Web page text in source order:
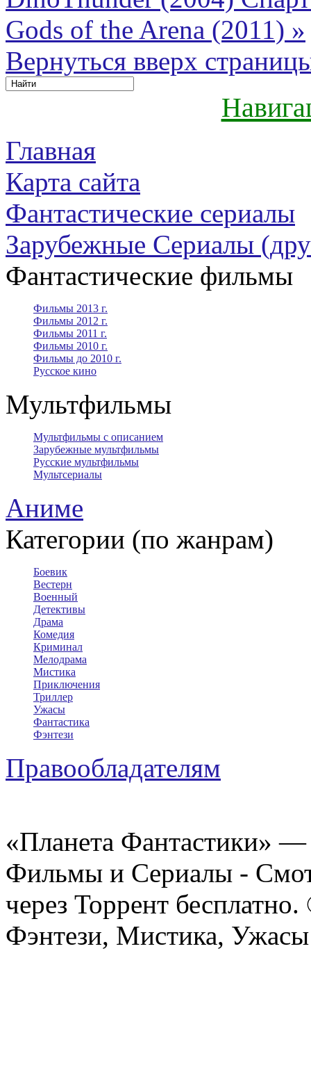
Gods of the Arena (2011) »
Вернуться вверх
Главная
Карта сайта
Фантастические сериалы
Зарубежные Сериалы
Фантастические фильмы
Фильмы 2013 г.
Фильмы 2012 г.
Фильмы 2011 г.
Фильмы 2010 г.
Фильмы до 2010 г.
Русское кино
Мультфильмы
Мультфильмы с описанием
Зарубежные мультфильмы
Русские мультфильмы
Мультсериалы
Аниме
Категории (по жанрам)
Боевик
Вестерн
Военный
Детективы
Драма
Комедия
Криминал
Мелодрама
Мистика
Приключения
Триллер
Ужасы
Фантастика
Фэнтези
Правообладателям
«Планета Фантастики»
Фильмы и Сериалы -
через Торрент
Фэнтези, Мистика,